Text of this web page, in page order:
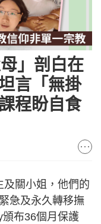
」剖白在
言「無掛
程盼自食
關小姐，他們的
急及永久轉移撫
布36個月保護